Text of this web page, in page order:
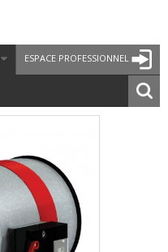
ESPACE PROFESSIONNEL